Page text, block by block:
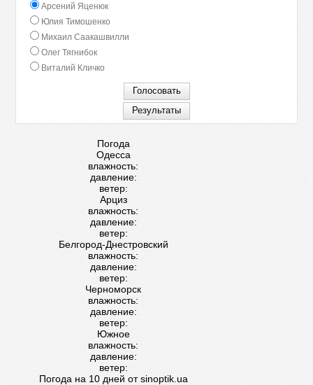
Арсений Яценюк
Юлия Тимошенко
Михаил Саакашвилли
Олег Тягнибок
Виталий Кличко
Погода
Одесса
влажность:
давление:
ветер:
Арциз
влажность:
давление:
ветер:
Белгород-Днестровский
влажность:
давление:
ветер:
Черноморск
влажность:
давление:
ветер:
Южное
влажность:
давление:
ветер:
Погода на 10 дней отsinoptik.ua